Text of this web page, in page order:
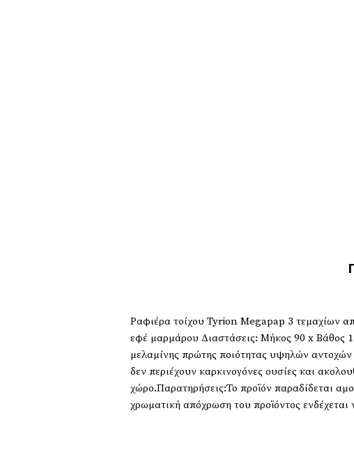
Ραφιέρα τοίχου Tyrion Megapap 3 τεμαχίων
εφέ μαρμάρου Διαστάσεις: Μήκος 90 x Βάθος
μελαμίνης πρώτης ποιότητας υψηλών αντοχών
δεν περιέχουν καρκινογόνες ουσίες και
χώρο.Παρατηρήσεις:Το προϊόν παραδίδεται
χρωματική απόχρωση του προϊόντος